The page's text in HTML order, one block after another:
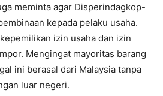
meminta agar Disperindagkop-
kepada pelaku usaha.
izin usaha dan izin
Mengingat mayoritas barang
ini berasal dari Malaysia tanpa
luar negeri.